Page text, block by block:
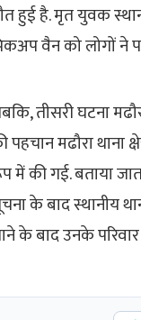
हुई है. मृत युवक
वैन को लोगों ने
तीसरी घटना
पहचान मढौरा थाना
में की गई. बताया
के बाद स्थानीय
के बाद उनके